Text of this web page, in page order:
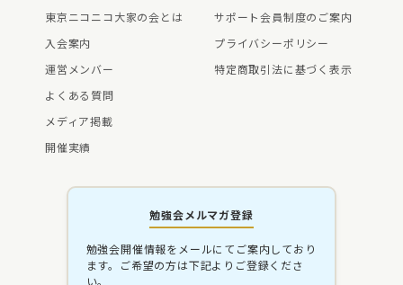
東京ニコニコ大家の会とは
入会案内
運営メンバー
よくある質問
メディア掲載
開催実績
サポート会員制度のご案内
プライバシーポリシー
特定商取引法に基づく表示
勉強会メルマガ登録
勉強会開催情報をメールにてご案内しており
ます。ご希望の方は下記よりご登録くださ
い。